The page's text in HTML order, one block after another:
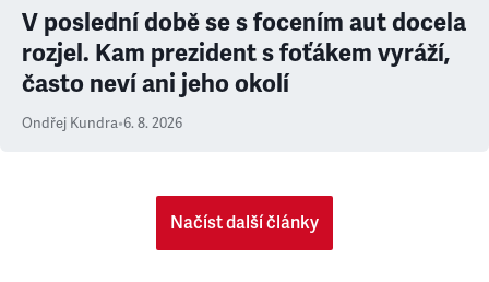
V poslední době se s focením aut docela
rozjel. Kam prezident s foťákem vyráží,
často neví ani jeho okolí
Ondřej Kundra•6. 8. 2026
Načíst další články